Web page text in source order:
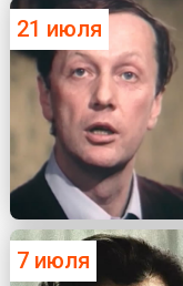
21 июля
7 июля